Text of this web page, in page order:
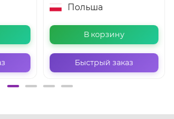
Польша
В корзину
Быстрый заказ